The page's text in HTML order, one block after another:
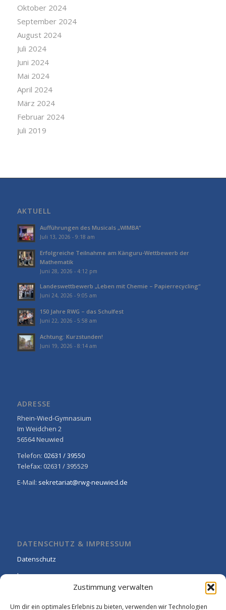
Zustimmung verwalten
Um dir ein optimales Erlebnis zu bieten, verwenden wir Technologien
Oktober 2024
September 2024
August 2024
Juli 2024
Juni 2024
Mai 2024
April 2024
März 2024
Februar 2024
Juli 2019
AKTUELL
Aufführungen des Musicals „WIMBA“
Juli 13, 2026 - 9:18 am
Erfolgreiche Teilnahme am Känguru-Wettbewerb der
Mathematik
Juni 28, 2026 - 4:12 pm
Landeswettbewerb „Leben mit Chemie – Papierrecycling“
Juni 24, 2026 - 9:05 am
150 Jahre RWG – das Schulfest
Juni 22, 2026 - 5:58 am
Achtung: Kurzstunden!
Juni 19, 2026 - 8:14 am
ADRESSE
Rhein-Wied-Gymnasium
Im Weidchen 2
56564 Neuwied
Telefon: 02631 / 39550
Telefax: 02631 / 395529
E-Mail: sekretariat@rwg-neuwied.de
DATENSCHUTZ & IMPRESSUM
Datenschutz
Impressum
Cookie-Richtlinie (EU)